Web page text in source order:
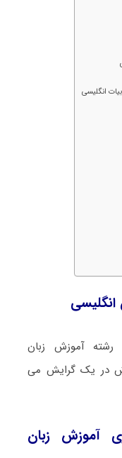
انگلیسی
رشته آموزش زبان
در یک گرایش می
آموزش زبان